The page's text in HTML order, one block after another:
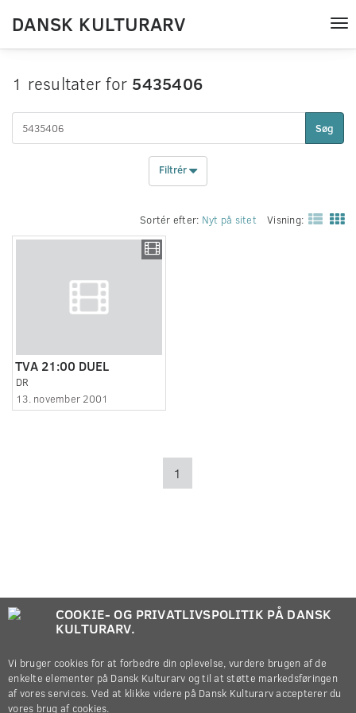
DANSK KULTURARV
1 resultater for 5435406
Søg
Filtrér
Sortér efter: Nyt på sitet Visning:
TVA 21:00 DUEL
DR
13. november 2001
1
COOKIE- OG PRIVATLIVSPOLITIK PÅ DANSK
KULTURARV.
Vi bruger cookies for at forbedre din oplevelse, vurdere brugen af de
enkelte elementer på Dansk Kulturarv og til at støtte markedsføringen
af vores services. Ved at klikke videre på Dansk Kulturarv accepterer du
vores brug af cookies.